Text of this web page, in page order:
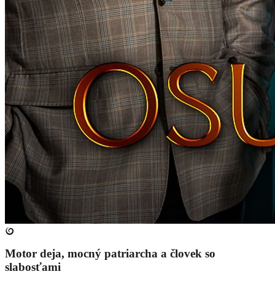
Motor deja, mocný patriarcha a človek so
slabosťami